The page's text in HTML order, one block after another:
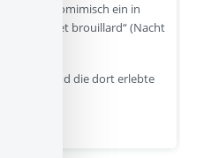
pantomimisch ein in
vor, „nuit et brouillard“ (Nacht
und die dort erlebte